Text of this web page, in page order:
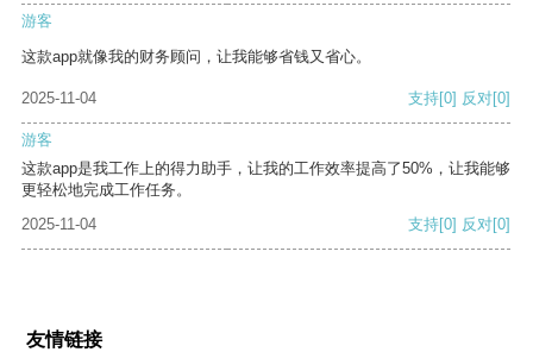
游客
这款app就像我的财务顾问，让我能够省钱又省心。
2025-11-04 支持[0] 反对[0]
游客
这款app是我工作上的得力助手，让我的工作效率提高了50%，让我能够
更轻松地完成工作任务。
2025-11-04
支持[0] 反对[0]
友情链接